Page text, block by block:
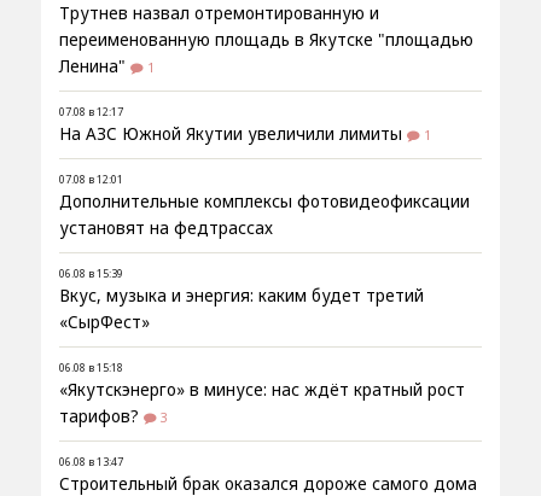
Трутнев назвал отремонтированную и
переименованную площадь в Якутске "площадью
Ленина"
1
07.08 в 12:17
На АЗС Южной Якутии увеличили лимиты 1
07.08 в 12:01
Дополнительные комплексы фотовидеофиксации
установят на федтрассах
06.08 в 15:39
Вкус, музыка и энергия: каким будет третий
«СырФест»
06.08 в 15:18
«Якутскэнерго» в минусе: нас ждёт кратный рост
тарифов?
3
06.08 в 13:47
Строительный брак оказался дороже самого дома